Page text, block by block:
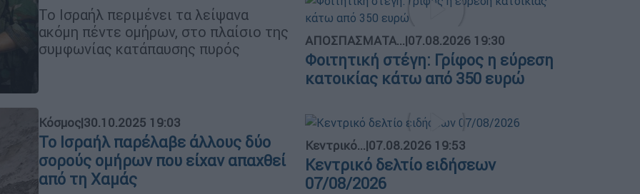
Το Ισραήλ περιμένει τα λείψανα
ακόμη πέντε ομήρων, στο πλαίσιο της
συμφωνίας κατάπαυσης πυρός
Κόσμος|30.10.2025 19:03
Το Ισραήλ παρέλαβε άλλους δύο
σορούς ομήρων που είχαν απαχθεί
από τη Χαμάς
ΑΠΟΣΠΑΣΜΑΤΑ...|07.08.2026 19:30
Φοιτητική στέγη: Γρίφος η εύρεση
κατοικίας κάτω από 350 ευρώ
Κεντρικό...|07.08.2026 19:53
Κεντρικό δελτίο ειδήσεων
07/08/2026